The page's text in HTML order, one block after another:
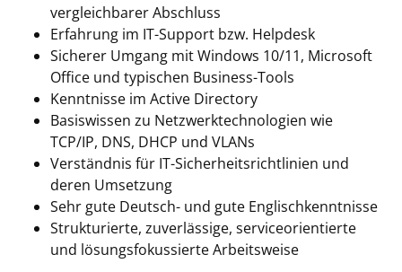
vergleichbarer Abschluss
Erfahrung im IT-Support bzw. Helpdesk
Sicherer Umgang mit Windows 10/11, Microsoft
Office und typischen Business-Tools
Kenntnisse im Active Directory
Basiswissen zu Netzwerktechnologien wie
TCP/IP, DNS, DHCP und VLANs
Verständnis für IT-Sicherheitsrichtlinien und
deren Umsetzung
Sehr gute Deutsch- und gute Englischkenntnisse
Strukturierte, zuverlässige, serviceorientierte
und lösungsfokussierte Arbeitsweise